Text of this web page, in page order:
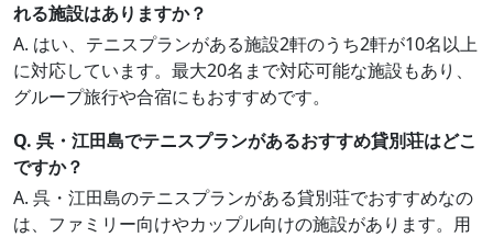
れる施設はありますか？
A. はい、テニスプランがある施設2軒のうち2軒が10名以上
に対応しています。最大20名まで対応可能な施設もあり、
グループ旅行や合宿にもおすすめです。
Q. 呉・江田島でテニスプランがあるおすすめ貸別荘はどこ
ですか？
A. 呉・江田島のテニスプランがある貸別荘でおすすめなの
は、ファミリー向けやカップル向けの施設があります。用